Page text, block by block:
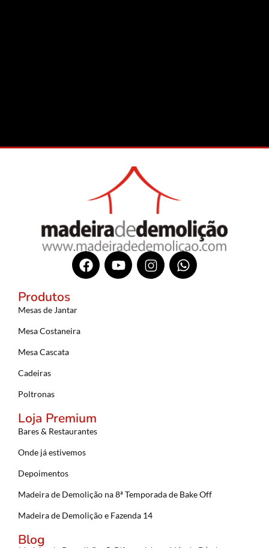
Produtos
Mesas de Jantar
Mesa Costaneira
Mesa Cascata
Cadeiras
Poltronas
Loja Premium
Bares & Restaurantes
Onde já estivemos
Depoimentos
Madeira de Demolição na 8ª Temporada de Bake Off
Madeira de Demolição e Fazenda 14
Blog